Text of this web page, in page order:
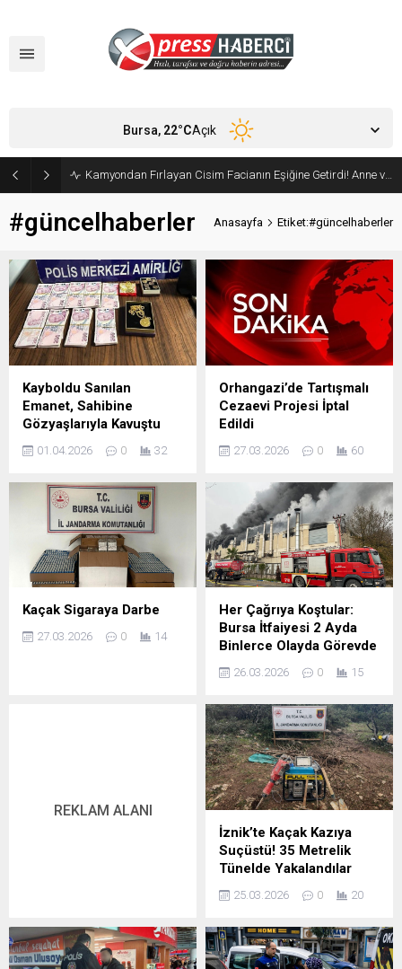
Kamyondan Fırlayan Cisim Facianın Eşiğine Getirdi! Anne ve Bebeği Son Anda Kurtuldu
Bursa, 22°CAçık
#güncelhaberler Anasayfa Etiket:#güncelhaberler
Kayboldu Sanılan
Emanet, Sahibine
Gözyaşlarıyla Kavuştu
01.04.2026 0 32
Orhangazi’de Tartışmalı
Cezaevi Projesi İptal
Edildi
27.03.2026 0 60
Kaçak Sigaraya Darbe
27.03.2026 0 14
Her Çağrıya Koştular:
Bursa İtfaiyesi 2 Ayda
Binlerce Olayda Görevde
26.03.2026 0 15
REKLAM ALANI
İznik’te Kaçak Kazıya
Suçüstü! 35 Metrelik
Tünelde Yakalandılar
25.03.2026 0 20